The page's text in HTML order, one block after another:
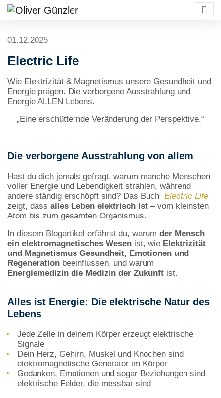
01.12.2025
Electric Life
Wie Elektrizität & Magnetismus unsere Gesundheit und
Energie prägen. Die verborgene Ausstrahlung und
Energie ALLEN Lebens.
„Eine erschütternde Veränderung der Perspektive.“
Die verborgene Ausstrahlung von allem
Hast du dich jemals gefragt, warum manche Menschen
voller Energie und Lebendigkeit strahlen, während
andere ständig erschöpft sind? Das Buch Electric Life
zeigt, dass alles Leben elektrisch ist – vom kleinsten
Atom bis zum gesamten Organismus.
In diesem Blogartikel erfährst du, warum der Mensch
ein elektromagnetisches Wesen ist, wie Elektrizität
und Magnetismus Gesundheit, Emotionen und
Regeneration beeinflussen, und warum
Energiemedizin die Medizin der Zukunft ist.
Alles ist Energie: Die elektrische Natur des
Lebens
Jede Zelle in deinem Körper erzeugt elektrische
Signale
Dein Herz, Gehirn, Muskel und Knochen sind
elektromagnetische Generator im Körper
Gedanken, Emotionen und sogar Beziehungen sind
elektrische Felder, die messbar sind